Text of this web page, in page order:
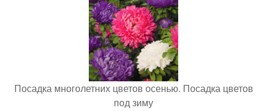
Посадка многолетних цветов осенью. Посадка цветов
под зиму